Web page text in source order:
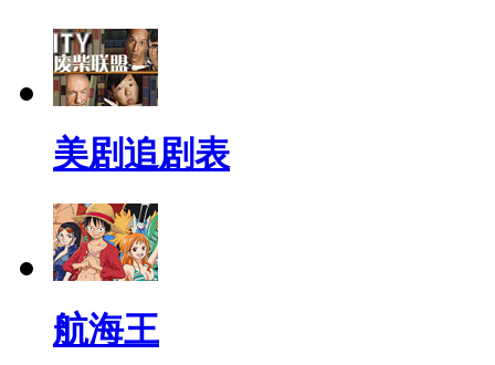
美剧追剧表
航海王